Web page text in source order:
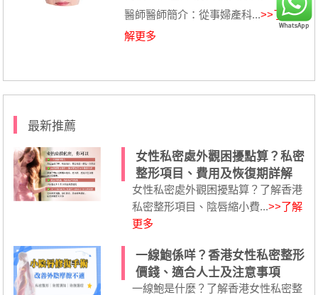
醫師醫師簡介：從事婦產科...>>了
解更多
最新推薦
女性私密處外觀困擾點算？私密
整形項目、費用及恢復期詳解
女性私密處外觀困擾點算？了解香港
私密整形項目、陰唇縮小費...>>了解
更多
一線鮑係咩？香港女性私密整形
價錢、適合人士及注意事項
一線鮑是什麼？了解香港女性私密整